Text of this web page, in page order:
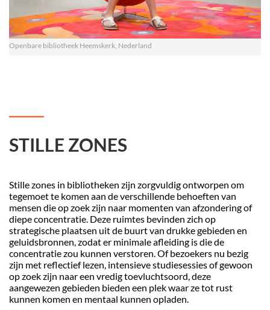
Openbare bibliotheek Heemskerk, Nederland
STILLE ZONES
Stille zones in bibliotheken zijn zorgvuldig ontworpen om
tegemoet te komen aan de verschillende behoeften van
mensen die op zoek zijn naar momenten van afzondering of
diepe concentratie. Deze ruimtes bevinden zich op
strategische plaatsen uit de buurt van drukke gebieden en
geluidsbronnen, zodat er minimale afleiding is die de
concentratie zou kunnen verstoren. Of bezoekers nu bezig
zijn met reflectief lezen, intensieve studiesessies of gewoon
op zoek zijn naar een vredig toevluchtsoord, deze
aangewezen gebieden bieden een plek waar ze tot rust
kunnen komen en mentaal kunnen opladen.